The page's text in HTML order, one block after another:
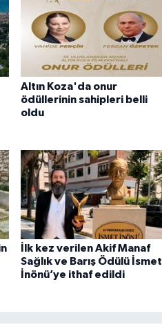
Altın Koza'da onur
ödüllerinin sahipleri belli
oldu
İlk kez verilen Akif Manaf
Sağlık ve Barış Ödülü İsmet
İnönü’ye ithaf edildi